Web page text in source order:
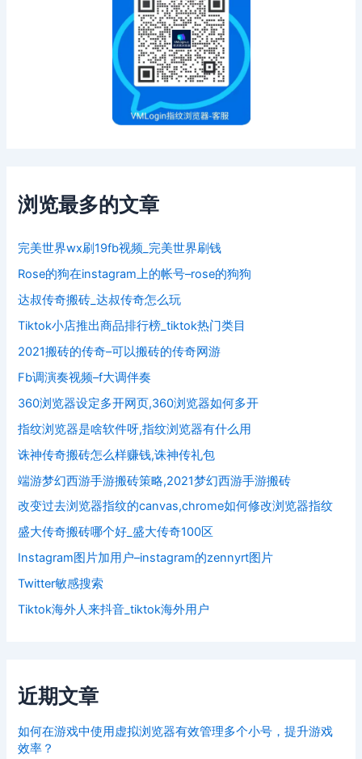
浏览最多的文章
完美世界wx刷19fb视频_完美世界刷钱
Rose的狗在instagram上的帐号–rose的狗狗
达叔传奇搬砖_达叔传奇怎么玩
Tiktok小店推出商品排行榜_tiktok热门类目
2021搬砖的传奇–可以搬砖的传奇网游
Fb调演奏视频–f大调伴奏
360浏览器设定多开网页,360浏览器如何多开
指纹浏览器是啥软件呀,指纹浏览器有什么用
诛神传奇搬砖怎么样赚钱,诛神传礼包
端游梦幻西游手游搬砖策略,2021梦幻西游手游搬砖
改变过去浏览器指纹的canvas,chrome如何修改浏览器指纹
盛大传奇搬砖哪个好_盛大传奇100区
Instagram图片加用户–instagram的zennyrt图片
Twitter敏感搜索
Tiktok海外人来抖音_tiktok海外用户
近期文章
如何在游戏中使用虚拟浏览器有效管理多个小号，提升游戏
效率？